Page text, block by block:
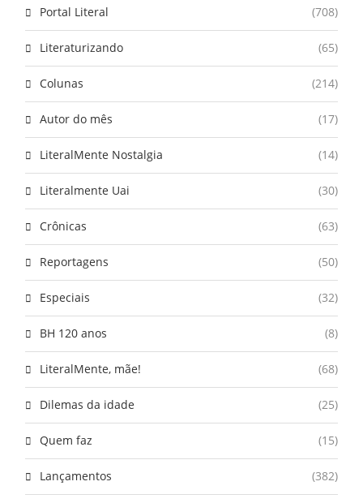
Portal Literal (708)
Literaturizando (65)
Colunas (214)
Autor do mês (17)
LiteralMente Nostalgia (14)
Literalmente Uai (30)
Crônicas (63)
Reportagens (50)
Especiais (32)
BH 120 anos (8)
LiteralMente, mãe! (68)
Dilemas da idade (25)
Quem faz (15)
Lançamentos (382)